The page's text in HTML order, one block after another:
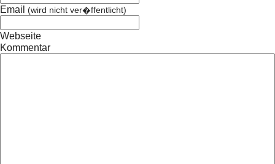
Email (wird nicht ver�ffentlicht)
Webseite
Kommentar